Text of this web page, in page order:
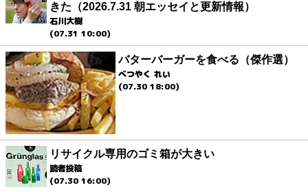
きた（2026.7.31 朝エッセイと更新情報）
石川大樹
(07.31 10:00)
バターバーガーを食べる（傑作選）
べつやく れい
(07.30 18:00)
リサイクル専用のゴミ箱が大きい
読者投稿
(07.30 16:00)